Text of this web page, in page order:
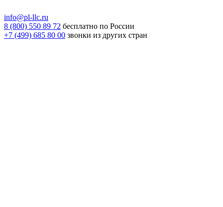
info@pl-llc.ru
8 (800) 550 89 72 бесплатно по России
+7 (499) 685 80 00 звонки из других стран